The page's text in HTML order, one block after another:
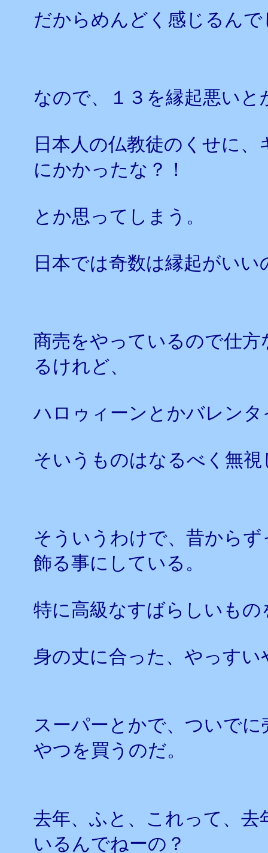
だからめんどく感じるん
なので、１３を縁起悪いと
日本人の仏教徒のくせに
にかかったな？！
とか思ってしまう。
日本では奇数は縁起がいい
商売をやっているので仕
るけれど、
ハロゥィーンとかバレン
そいうものはなるべく無
そういうわけで、昔から
飾る事にしている。
特に高級なすばらしいも
身の丈に合った、やっす
スーパーとかで、ついで
やつを買うのだ。
去年、ふと、これって、
いるんでねーの？